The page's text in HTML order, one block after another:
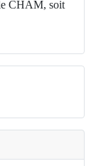
CHAM, soit